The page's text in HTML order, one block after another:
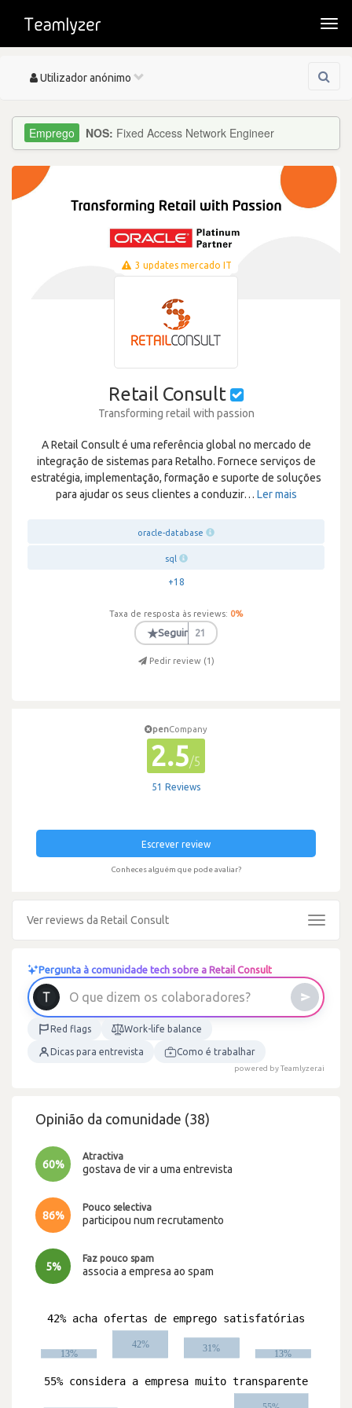
Toggle
Utilizador anónimo
NOS: Fixed Access Network Engineer
3 updates mercado IT
Retail Consult
Transforming retail with passion
A Retail Consult é uma referência global no mercado de
integração de sistemas para Retalho. Fornece serviços de
estratégia, implementação, formação e suporte de soluções
para ajudar os seus clientes a conduzir… Ler mais
oracle-database
sql
+18
Taxa de resposta às reviews: 0%
★Seguir 21
Pedir review (1)
penCompany
2.5/5
51 Reviews
Escrever review
Conheces alguém que pode avaliar?
Ver reviews da Retail Consult
Toggle
Pergunta à comunidade tech sobre a Retail Consult
O que d izem os colaborad ores?
Red flags Work-life balance
Dicas para entrevista Como é trabalhar
powered by Teamlyzer.ai
Opinião da comunidade (38)
60%
Atractiva
gostava de vir a uma entrevista
86%
Pouco selectiva
participou num recrutamento
5%
Faz pouco spam
associa a empresa ao spam